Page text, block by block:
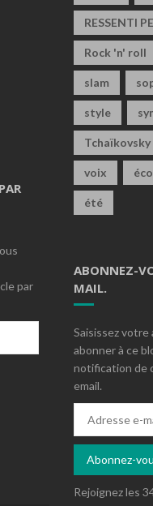
par
RESSENTI
Rock 'n' roll
slam
style
Tchaïkovsky
voix
été
ABONNEZ-
MAIL.
Saisissez votre
abonner à ce
notification de
email.
mail
Abonnez-
Rejoignez les